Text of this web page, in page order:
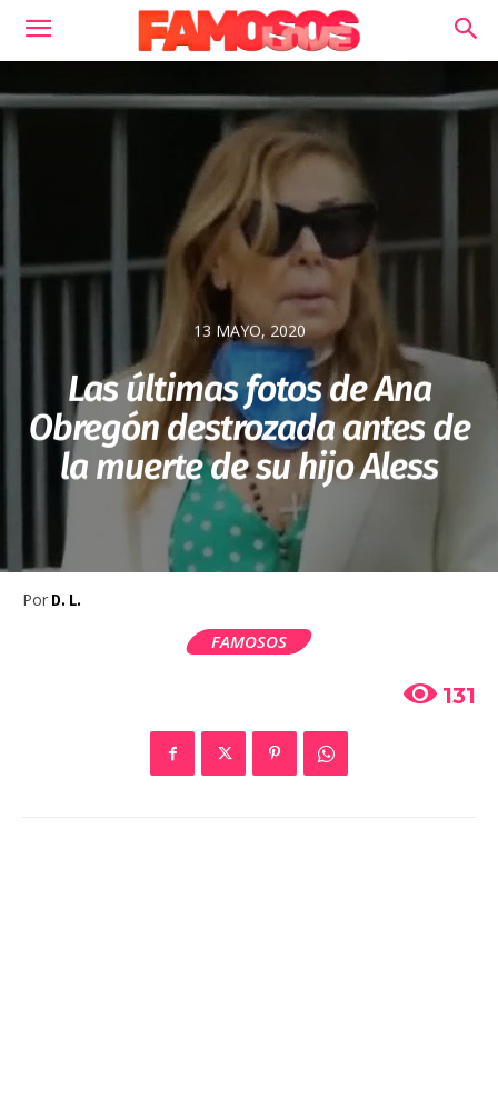
13 MAYO, 2020
Las últimas fotos de Ana
Obregón destrozada antes de
la muerte de su hijo Aless
Por D. L.
FAMOSOS
131